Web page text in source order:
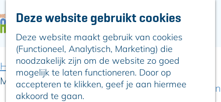
Deze website gebruikt cookies
Deze website maakt gebruik van cookies
(Functioneel, Analytisch, Marketing) die
noodzakelijk zijn om de website zo goed
mogelijk te laten functioneren. Door op
accepteren te klikken, geef je aan hiermee
akkoord te gaan.
n
a
a
ARTIKELEN
Hier is Boskoop
Lekker Lokaal
Ontdek het
Erfgoed
Natuurlijk genieten
Home Uit-agenda
Uit-agenda overzicht
Michael Starring Ben